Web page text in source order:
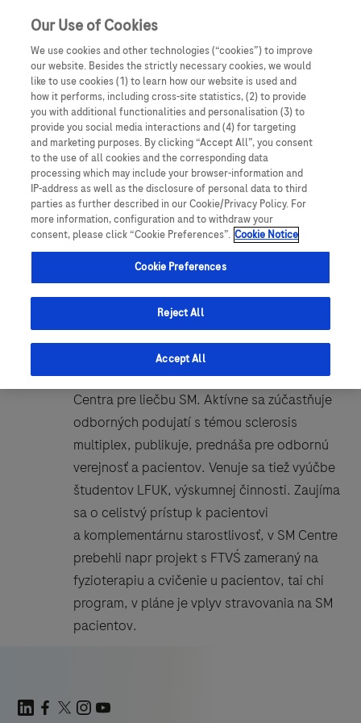
MUDr. Darina Slezáková PhD.
Odborný asistent v sekcii Všeobecné
MUDr. Darina Slezáková PhD, narodená v
1982 v Trnave, po ukončení štúdia na
Lekárskej fakulte začala pracovať od
09/2007 na 2.neurologickej klinike LFUK a
UNB, kde od 09/15 pôsobí ako vedúci lekár
Centra pre liečbu SM. Aktívne sa zúčastňuje
odborných podujatí s témou sclerosis
multiplex, publikuje, prednáša pre odbornú
verejnosť a pacientov. Venuje sa tiež vyúčbe
študentov LFUK, výskumnej činnosti. Zaujíma
sa o celistvý prístup k pacientovi
a komplementárnu starostlivosť, v SM Centre
prebehli napr projekt s FTVŚ zameraný na
fyzioterapiu a cvičenie u pacientov, tai chi
program, v pláne je vplyv stravovania na SM
pacientov.
Our Use of Cookies
We use cookies and other technologies (“cookies”) to improve
our website. Besides the strictly necessary cookies, we would
like to use cookies (1) to learn how our website is used and
how it performs, including cross-site statistics, (2) to provide
you with additional functionalities and personalisation (3) to
provide you social media interactions and (4) for targeting
and marketing purposes. By clicking “Accept All”, you consent
to the use of all cookies and the corresponding data
processing which may include your browser-information and
IP-address as well as the disclosure of personal data to third
parties as further described in our Cookie/Privacy Policy. For
more information, configuration and to withdraw your
consent, please click “Cookie Preferences”. Cookie Notice
Cookie Preferences
Reject All
Accept All